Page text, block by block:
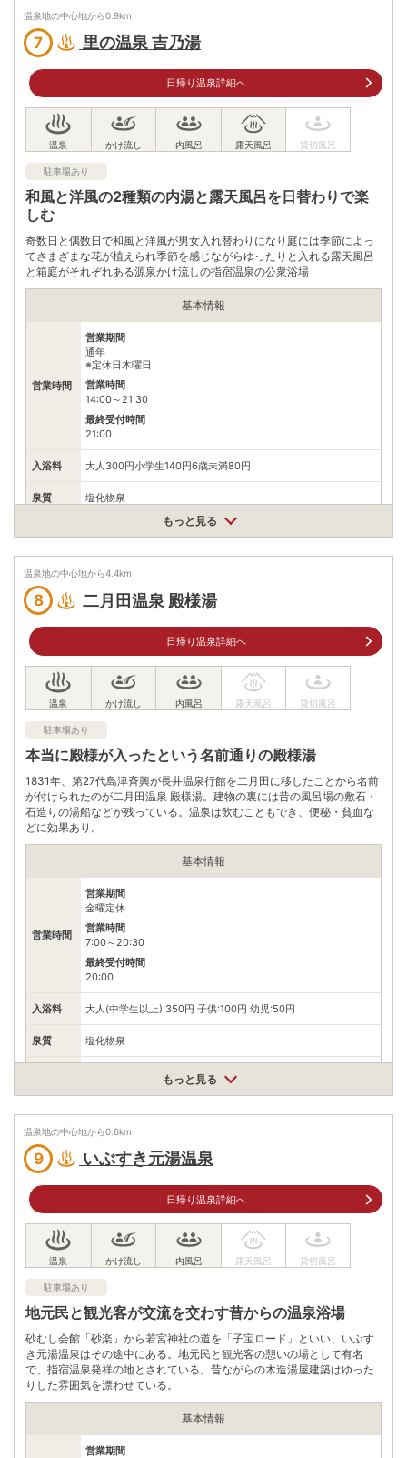
住所
鹿児島県指宿市東方834-1
車
JR二月田駅から約5分
JR二月田駅から徒歩約34分
駐車場 無料（15台）
電話番号 0993224888
※ 掲載情報は変更になる場合があります。最新の内容はご利用前にご自身でお
問合せください。
※ 料金情報は税込・税抜表記が混ざっております。正しい金額はご利用前にご
自身でお問合せください。
温泉地の中心地から0.9km
7 里の温泉 吉乃湯
日帰り温泉詳細へ
駐車場あり
和風と洋風の2種類の内湯と露天風呂を日替わりで楽
しむ
奇数日と偶数日で和風と洋風が男女入れ替わりになり庭には季節によっ
てさまざまな花が植えられ季節を感じながらゆったりと入れる露天風呂
と箱庭がそれぞれある源泉かけ流しの指宿温泉の公衆浴場
基本情報
営業時間
営業期間
通年
※定休日木曜日
営業時間
14:00～21:30
最終受付時間
21:00
入浴料 大人300円小学生140円6歳未満80円
泉質 塩化物泉
アクセス
公共交通機関
駐車場 無料（7台）
電話番号 0993223556
問合せください。
※ 料金情報は税込・税抜表記が混ざっております。正しい金額はご利用前にご
自身でお問合せください。
もっと見る
温泉地の中心地から4.4km
8 二月田温泉 殿様湯
日帰り温泉詳細へ
駐車場あり
本当に殿様が入ったという名前通りの殿様湯
1831年、第27代島津斉興が長井温泉行館を二月田に移したことから名前
が付けられたのが二月田温泉 殿様湯。建物の裏には昔の風呂場の敷石・
石造りの湯船などが残っている。温泉は飲むこともでき、便秘・貧血な
どに効果あり。
基本情報
営業時間
営業期間
金曜定休
営業時間
7:00～20:30
最終受付時間
20:00
入浴料 大人(中学生以上):350円 子供:100円 幼児:50円
泉質 塩化物泉
アクセス
鹿児島県指宿市西方1408-27
頴娃ICから約30分
JR二月田駅から徒歩約7分
電話番号 0993222827
※ 掲載情報は変更になる場合があります。最新の内容はご利用前にご自身でお
※ 料金情報は税込・税抜表記が混ざっております。正しい金額はご利用前にご
自身でお問合せください。
もっと見る
温泉地の中心地から0.6km
9 いぶすき元湯温泉
日帰り温泉詳細へ
駐車場あり
地元民と観光客が交流を交わす昔からの温泉浴場
砂むし会館「砂楽」から若宮神社の道を「子宝ロード」といい、いぶす
き元湯温泉はその途中にある。地元民と観光客の憩いの場として有名
で、指宿温泉発祥の地とされている。昔ながらの木造湯屋建築はゆった
りした雰囲気を漂わせている。
基本情報
営業期間